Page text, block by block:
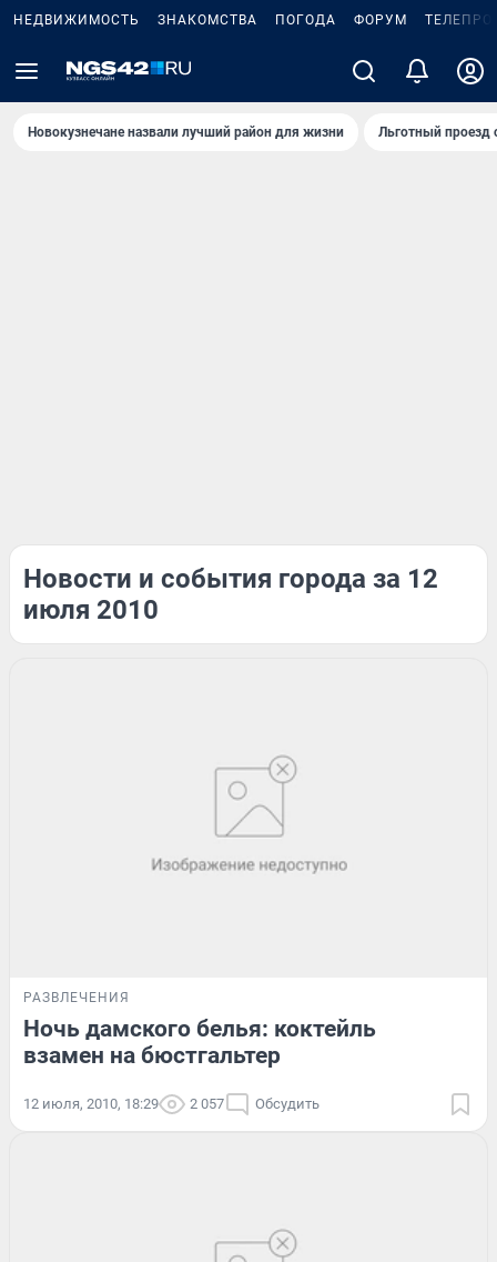
НЕДВИЖИМОСТЬ ЗНАКОМСТВА ПОГОДА ФОРУМ
Новокузнечане назвали лучший район для жизни Льготный проезд
Новости и события города за 12
июля 2010
РАЗВЛЕЧЕНИЯ
Ночь дамского белья: коктейль
взамен на бюстгальтер
12 июля, 2010, 18:29 2 057 Обсудить